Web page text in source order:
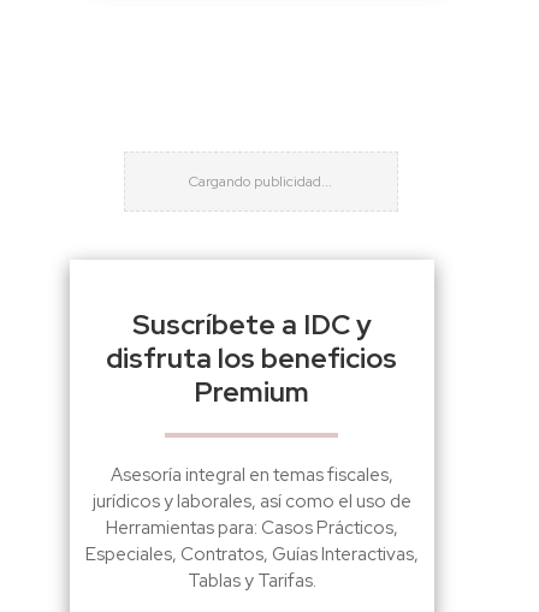
Suscríbete a IDC y
disfruta los beneficios
Premium
Asesoría integral en temas fiscales,
jurídicos y laborales, así como el uso de
Herramientas para: Casos Prácticos,
Especiales, Contratos, Guías Interactivas,
Tablas y Tarifas.